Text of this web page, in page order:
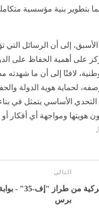
بتطوير بنية مؤسسية
إلى أن الرسائل التي
على أهمية الحفاظ على
لحماية هوية الدولة
التحدي الأساسي يتمثل في
هويتها ومواجهة أي أفكار
التالى
تحطم مقاتلة أميركية
برس